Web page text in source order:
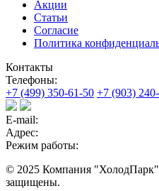
Акции
Статьи
Согласие
Политика
Контакты
Телефоны:
+7 (499) 350-61-50 +7 (903)
E-mail:
Адрес:
Режим работы:
© 2025 Компания "ХолодПарк"
защищены.